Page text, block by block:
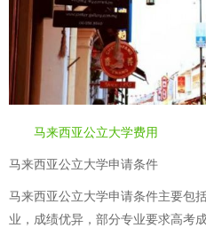
马来西亚公立大学费用
马来西亚公立大学申请条件
马来西亚公立大学申请条件主要包
业，成绩优异，部分专业要求高考